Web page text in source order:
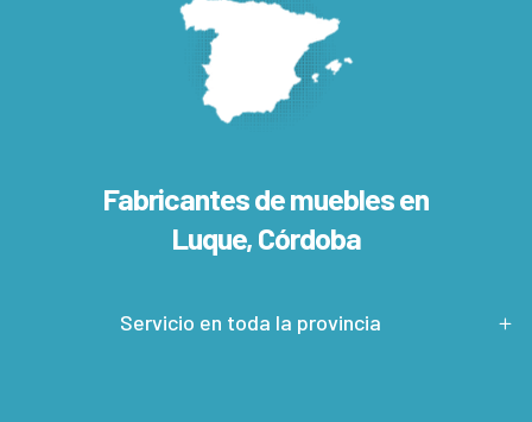
Fabricantes de muebles en
Luque, Córdoba
Servicio en toda la provincia